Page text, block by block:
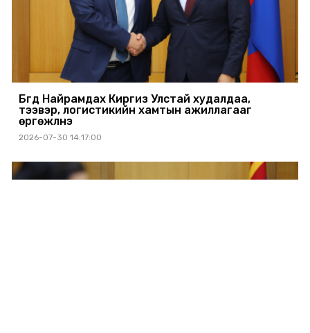
Бүгд Найрамдах Киргиз Улстай худалдаа,
тээвэр, логистикийн хамтын ажиллагааг
өргөжүүлнэ
2026-07-30 14:17:00